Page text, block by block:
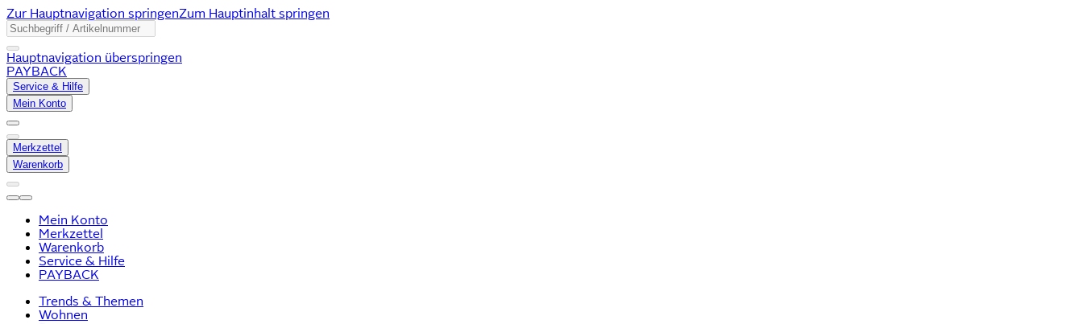
Zur Hauptnavigation springenZum Hauptinhalt springen
Hauptnavigation überspringen
PAYBACK
Service & Hilfe
Mein Konto
Merkzettel
Warenkorb
Mein Konto
Merkzettel
Warenkorb
Service & Hilfe
PAYBACK
Trends & Themen
Wohnen